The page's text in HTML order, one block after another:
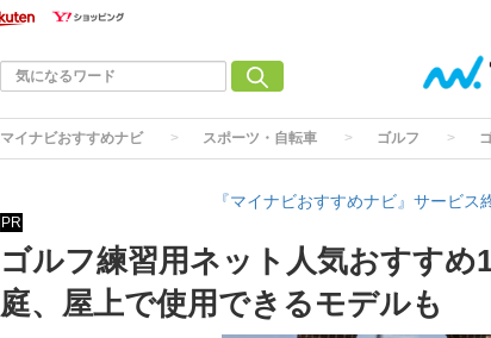
マイナビおすすめナビ スポーツ・自転車 ゴルフ
『マイナビおすすめナビ』サービス
PR
ゴルフ練習用ネット人気おすすめ
庭、屋上で使用できるモデルも